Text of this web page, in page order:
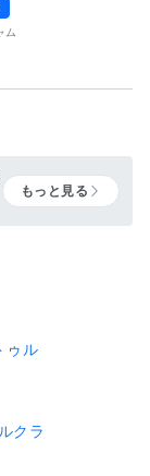
ム
もっと見る
ゥル
クラ